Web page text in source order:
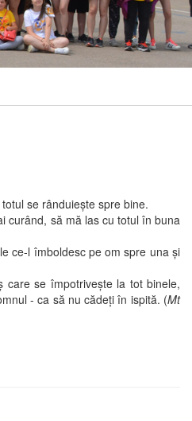
se rânduieşte spre bine.
să mă las cu totul în buna
ce-l îmboldesc pe om spre una şi
se împotriveşte la tot binele,
- ca să nu cădeţi în ispită. (Mt